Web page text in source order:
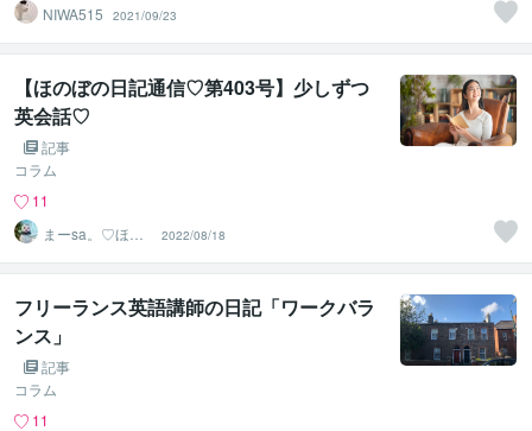
NIWA515
2021/09/23
【ほのぼの日記通信♡第403号】少しずつ
英会話♡
記事
コラム
11
まーsa。♡ほの
ぼのブログ毎日
配信♡
2022/08/18
フリーランス英語講師の日記「ワークバラ
ンス」
記事
コラム
11